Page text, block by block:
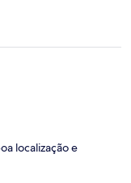
localização e